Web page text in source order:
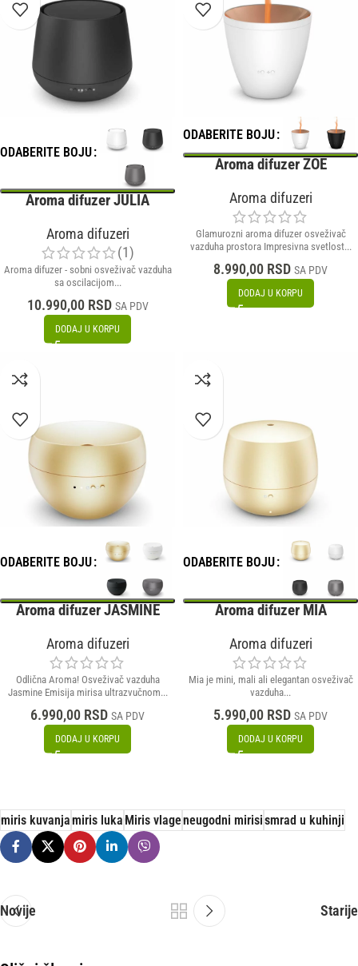
ODABERITE BOJU
Aroma difuzer JULIA
Aroma difuzeri
(1)
Aroma difuzer - sobni osveživač vazduha
sa oscilacijom...
10.990,00 RSD SA PDV
DODAJ U KORPU
ODABERITE BOJU
Aroma difuzer ZOE
Aroma difuzeri
Glamurozni aroma difuzer osveživač
vazduha prostora Impresivna svetlost...
8.990,00 RSD SA PDV
DODAJ U KORPU
ODABERITE BOJU
Aroma difuzer JASMINE
Aroma difuzeri
Odlična Aroma! Osveživač vazduha
Jasmine Emisija mirisa ultrazvučnom...
6.990,00 RSD SA PDV
DODAJ U KORPU
ODABERITE BOJU
Aroma difuzer MIA
Aroma difuzeri
Mia je mini, mali ali elegantan osveživač
vazduha...
5.990,00 RSD SA PDV
DODAJ U KORPU
miris kuvanjamiris lukaMiris vlageneugodni mirisismrad u kuhinji
Novije Starije